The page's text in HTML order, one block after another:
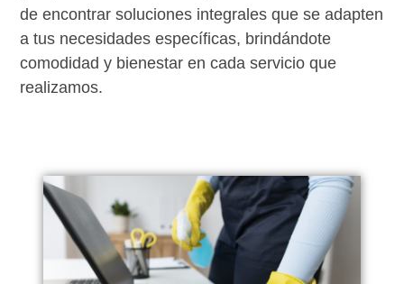
de encontrar soluciones integrales que se adapten
a tus necesidades específicas, brindándote
comodidad y bienestar en cada servicio que
realizamos.